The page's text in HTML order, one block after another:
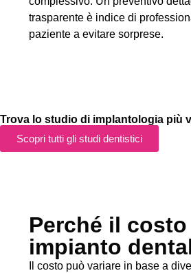
trasparente è indice di
paziente a evitare sorprese.
Trova lo studio di implantologia più
Scopri tutti gli studi dentistici
Perché il
impianto
Il costo può variare in base a